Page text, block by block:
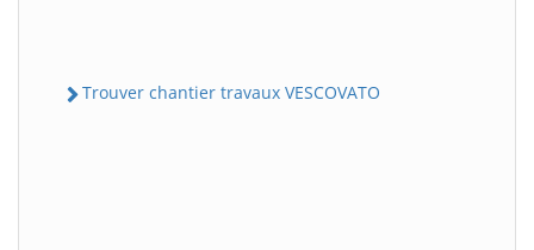
Trouver chantier travaux VESCOVATO